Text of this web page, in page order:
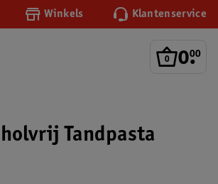
Winkels Klantenservice
0.
00
Tandpasta